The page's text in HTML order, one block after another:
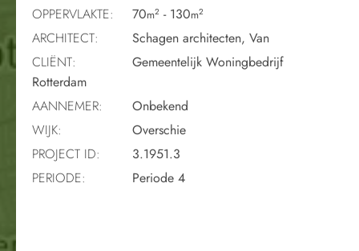
OPPERVLAKTE:
70m2 - 130m2
ARCHITECT:
Schagen architecten, Van
CLIËNT:
Gemeentelijk Woningbedrijf
Rotterdam
AANNEMER:
Onbekend
WIJK:
Overschie
PROJECT ID:
3.1951.3
PERIODE:
Periode 4